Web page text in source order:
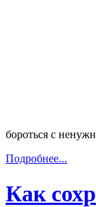
бороться с
Подробнее...
Как